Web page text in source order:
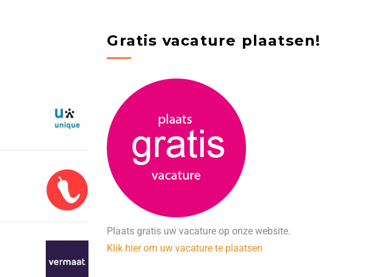
Gratis vacature plaatsen!
Plaats gratis uw vacature op onze website.
Klik hier om uw vacature te plaatsen